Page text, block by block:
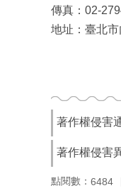
傳真：02-
地址：臺北
著作權侵害
著作權侵害
點閱數： 6484